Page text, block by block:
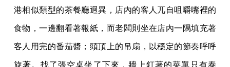
港相似類型的茶餐廳迥異，店內的客人兀自咀嚼嘴裡的
食物，一邊翻看著報紙，而老闆則坐在店內一隅填充著
客人用完的番茄醬；頭頂上的吊扇，以穩定的節奏呼呼
旋著。找了張空桌坐了下來，牆上釘著的菜單只有泰